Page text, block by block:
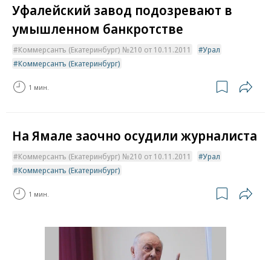
Уфалейский завод подозревают в
умышленном банкротстве
Коммерсантъ (Екатеринбург) №210 от 10.11.2011
Урал
Коммерсантъ (Екатеринбург)
1 мин.
На Ямале заочно осудили журналиста
Коммерсантъ (Екатеринбург) №210 от 10.11.2011
Урал
Коммерсантъ (Екатеринбург)
1 мин.